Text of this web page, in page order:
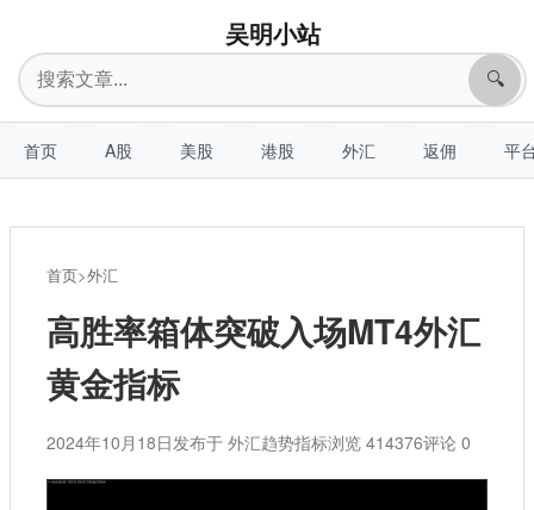
吴明小站
搜
索
🔍
首页 A股 美股 港股 外汇 返佣 平
首页>外汇
高胜率箱体突破入场MT4外汇
黄金指标
2024年10月18日发布于 外汇趋势指标浏览 414376评论 0